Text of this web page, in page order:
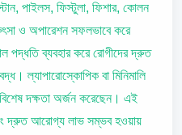
স্টোন, পাইলস, ফিস্টুলা, ফিশার, কোলন
ও অপারেশন সফলভাবে করে
পদ্ধতি ব্যবহার করে রোগীদের দ্রুত
ল্যাপারোস্কোপিক বা মিনিমালি
বিশেষ দক্ষতা অর্জন করেছেন। এই
দ্রুত আরোগ্য লাভ সম্ভব হওয়ায়